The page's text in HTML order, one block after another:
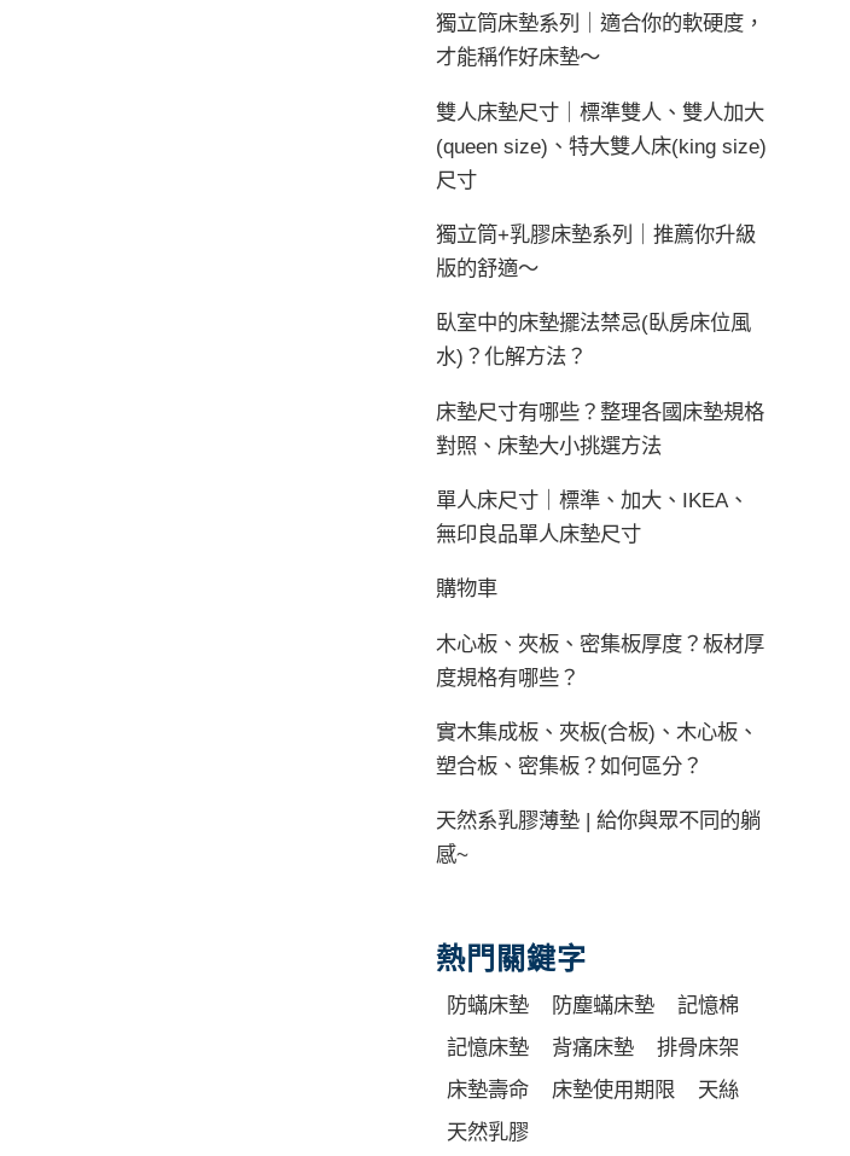
獨立筒床墊系列｜適合你的軟硬度，
才能稱作好床墊～
雙人床墊尺寸｜標準雙人、雙人加大
(queen size)、特大雙人床(king size)
尺寸
獨立筒+乳膠床墊系列｜推薦你升級
版的舒適～
臥室中的床墊擺法禁忌(臥房床位風
水)？化解方法？
床墊尺寸有哪些？整理各國床墊規格
對照、床墊大小挑選方法
單人床尺寸｜標準、加大、IKEA、
無印良品單人床墊尺寸
購物車
木心板、夾板、密集板厚度？板材厚
度規格有哪些？
實木集成板、夾板(合板)、木心板、
塑合板、密集板？如何區分？
天然系乳膠薄墊 | 給你與眾不同的躺
感~
熱門關鍵字
防蟎床墊 防塵蟎床墊
記憶棉
記憶床墊
背痛床墊
排骨床架
床墊壽命
床墊使用期限
天絲
天然乳膠